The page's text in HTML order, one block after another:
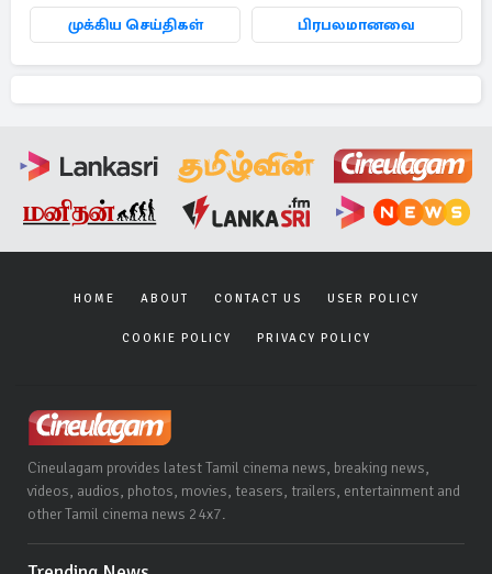
முக்கிய செய்திகள் பிரபலமானவை
HOME ABOUT CONTACT US USER POLICY
COOKIE POLICY PRIVACY POLICY
Cineulagam provides latest Tamil cinema news, breaking news,
videos, audios, photos, movies, teasers, trailers, entertainment and
other Tamil cinema news 24x7.